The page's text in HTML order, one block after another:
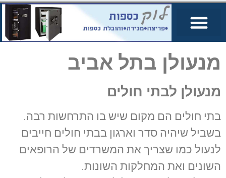
מנעולן בתל אביב
מנעולן לבתי חולים
בתי חולים הם מקום שיש בו התרחשות רבה.
בשביל שיהיה סדר וארגון בבתי חולים חייבים
לנעול כמו שצריך את המשרדים של הרופאים
השונים ואת המחלקות השונות.